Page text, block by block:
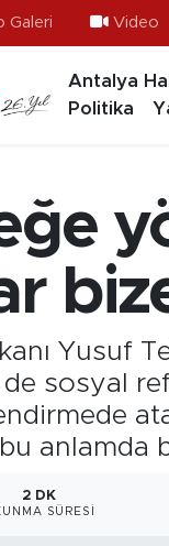
Galeri Video
Antalya
Politika
Yusuf
sosyal
anlamda
2 DK
SÜRESI